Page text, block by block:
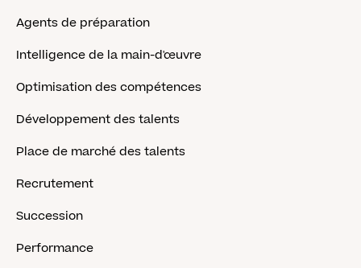
Agents de préparation
Intelligence de la main-d'œuvre
Optimisation des compétences
Développement des talents
Place de marché des talents
Recrutement
Succession
Performance